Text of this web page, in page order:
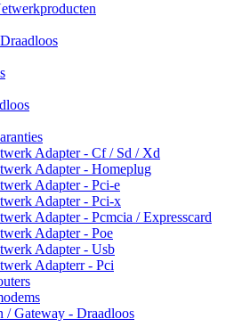
Adapter - Cf / Sd / Xd
Adapter - Homeplug
Adapter - Pci-e
Adapter - Pci-x
Adapter - Pcmcia / Expresscard
Adapter - Poe
Adapter - Usb
Adapterr - Pci
/ Gateway - Draadloos